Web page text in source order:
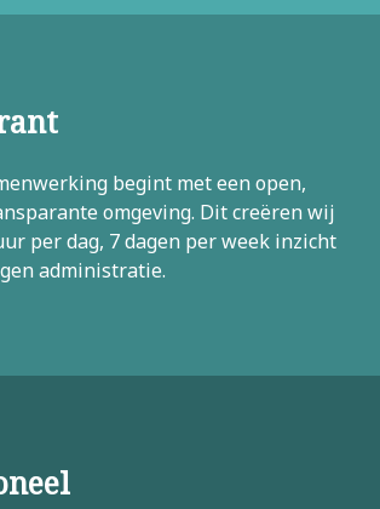
begint met een open,
omgeving. Dit creëren wij
per dag, 7 dagen per week inzicht
administratie.